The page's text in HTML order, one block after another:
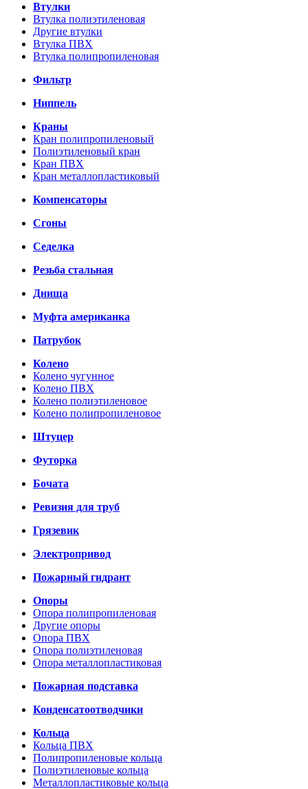
Втулки
Втулка полиэтиленовая
Другие втулки
Втулка ПВХ
Втулка полипропиленовая
Фильтр
Ниппель
Краны
Кран полипропиленовый
Полиэтиленовый кран
Кран ПВХ
Кран металлопластиковый
Компенсаторы
Сгоны
Седелка
Резьба стальная
Днища
Муфта американка
Патрубок
Колено
Колено чугунное
Колено ПВХ
Колено полиэтиленовое
Колено полипропиленовое
Штуцер
Футорка
Бочата
Ревизия для труб
Грязевик
Электропривод
Пожарный гидрант
Опоры
Опора полипропиленовая
Другие опоры
Опора ПВХ
Опора полиэтиленовая
Опора металлопластиковая
Пожарная подставка
Конденсатоотводчики
Кольца
Кольца ПВХ
Полипропиленовые кольца
Полиэтиленовые кольца
Металлопластиковые кольца